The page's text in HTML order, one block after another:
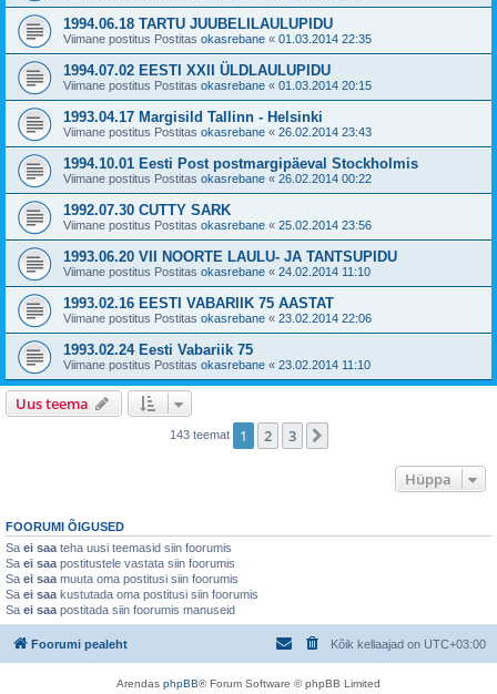
1994.06.18 TARTU JUUBELILAULUPIDU
Viimane postitus Postitas okasrebane « 01.03.2014 22:35
1994.07.02 EESTI XXII ÜLDLAULUPIDU
Viimane postitus Postitas okasrebane « 01.03.2014 20:15
1993.04.17 Margisild Tallinn - Helsinki
Viimane postitus Postitas okasrebane « 26.02.2014 23:43
1994.10.01 Eesti Post postmargipäeval Stockholmis
Viimane postitus Postitas okasrebane « 26.02.2014 00:22
1992.07.30 CUTTY SARK
Viimane postitus Postitas okasrebane « 25.02.2014 23:56
1993.06.20 VII NOORTE LAULU- JA TANTSUPIDU
Viimane postitus Postitas okasrebane « 24.02.2014 11:10
1993.02.16 EESTI VABARIIK 75 AASTAT
Viimane postitus Postitas okasrebane « 23.02.2014 22:06
1993.02.24 Eesti Vabariik 75
Viimane postitus Postitas okasrebane « 23.02.2014 11:10
Uus teema
143 teemat 1 2 3
Hüppa
FOORUMI ÕIGUSED
Sa ei saa teha uusi teemasid siin foorumis
Sa ei saa postitustele vastata siin foorumis
Sa ei saa muuta oma postitusi siin foorumis
Sa ei saa kustutada oma postitusi siin foorumis
Sa ei saa postitada siin foorumis manuseid
Foorumi pealeht Kõik kellaajad on UTC+03:00
Arendas phpBB® Forum Software © phpBB Limited